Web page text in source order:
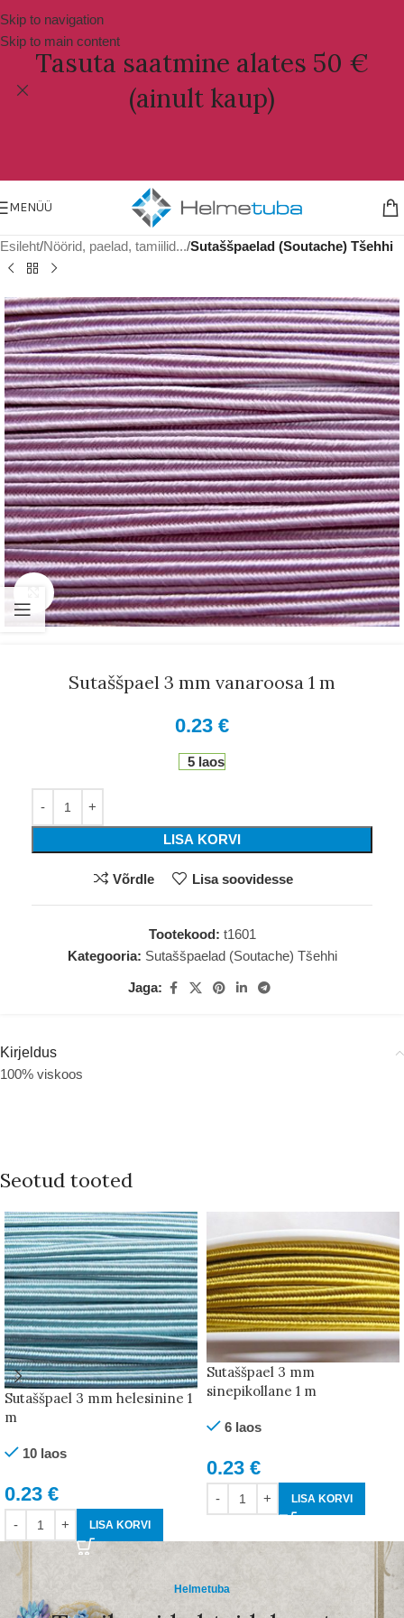
Skip to navigation
Skip to main content
Tasuta saatmine alates 50 €
(ainult kaup)
MENÜÜ
Esileht Nöörid, paelad, tamiilid... Sutaššpaelad (Soutache) Tšehhi
Suurenda
Sutaššpael 3 mm vanaroosa 1 m
0.23 €
5 laos
LISA KORVI
Võrdle Lisa soovidesse
Tootekood: t1601
Kategooria: Sutaššpaelad (Soutache) Tšehhi
Jaga:
Kirjeldus
100% viskoos
Seotud tooted
Sutaššpael 3 mm helesinine 1
m
10 laos
0.23 €
LISA KORVI
Sutaššpael 3 mm
sinepikollane 1 m
6 laos
0.23 €
LISA KORVI
Helmetuba